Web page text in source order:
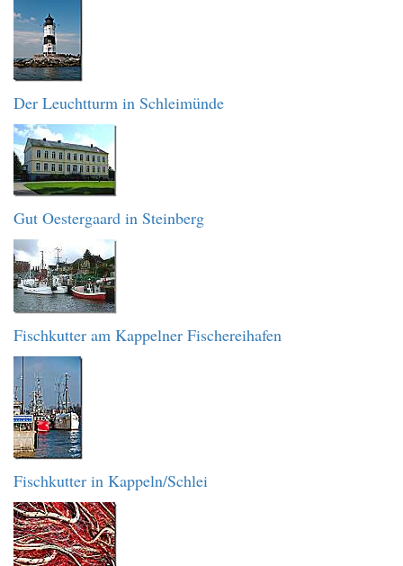
Der Leuchtturm in Schleimünde
Gut Oestergaard in Steinberg
Fischkutter am Kappelner Fischereihafen
Fischkutter in Kappeln/Schlei